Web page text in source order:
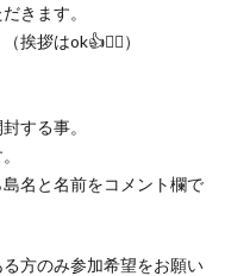
きます。
挨拶はok👍🙆‍♀️）
する事。
名と名前をコメント欄で
方のみ参加希望をお願い